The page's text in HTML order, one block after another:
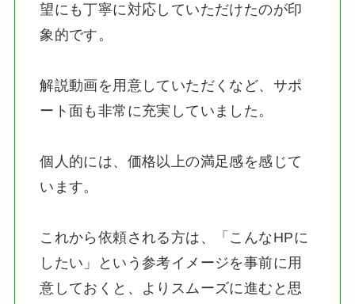
望にも丁寧に対応していただけたのが印
象的です。
解説動画を用意していただくなど、サポ
ート面も非常に充実していました。
個人的には、価格以上の満足感を感じて
います。
これから依頼される方は、「こんなHPに
したい」という参考イメージを事前に用
意しておくと、よりスムーズに進むと思